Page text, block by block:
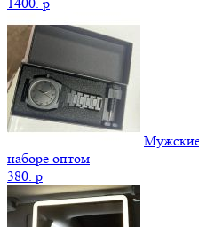
наборе оптом
380. p